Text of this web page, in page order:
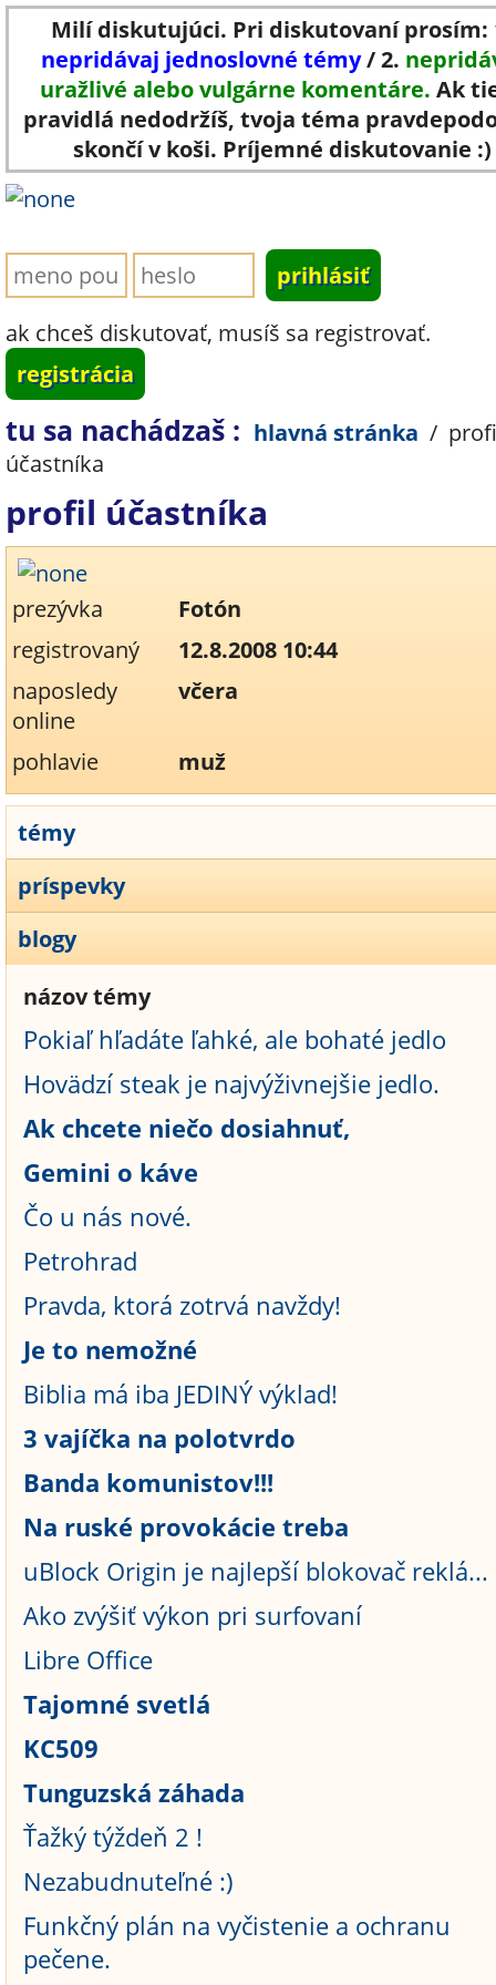
Milí diskutujúci. Pri diskutovaní prosím:
nepridávaj jednoslovné témy/ 2.
uražlivé alebo vulgárne komentáre. Ak
pravidlá nedodržíš, tvoja téma
skončí v koši. Príjemné diskutovanie :)
ak chceš diskutovať, musíš sa registrovať.
registrácia
tu sa nachádzaš : hlavná stránka /
účastníka
profil účastníka
prezývka
Fotón
registrovaný
12.8.2008 10:44
naposledy
online
včera
pohlavie muž
témy
príspevky
blogy
názov témy
Pokiaľ hľadáte ľahké, ale bohaté jedlo
Hovädzí steak je najvýživnejšie jedlo.
Ak chcete niečo dosiahnuť,
Gemini o káve
Čo u nás nové.
Petrohrad
Pravda, ktorá zotrvá navždy!
Je to nemožné
Biblia má iba JEDINÝ výklad!
3 vajíčka na polotvrdo
Banda komunistov!!!
Na ruské provokácie treba
uBlock Origin je najlepší blokovač reklá...
Ako zvýšiť výkon pri surfovaní
Libre Office
Tajomné svetlá
KC509
Tunguzská záhada
Ťažký týždeň 2 !
Nezabudnuteľné :)
Funkčný plán na vyčistenie a ochranu
pečene.